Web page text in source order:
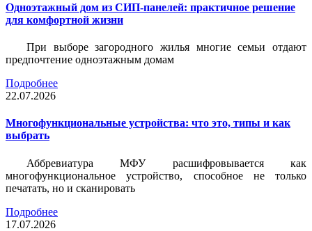
Одноэтажный дом из СИП-панелей: практичное решение
для комфортной жизни
При выборе загородного жилья многие семьи отдают
предпочтение одноэтажным домам
Подробнее
22.07.2026
Многофункциональные устройства: что это, типы и как
выбрать
Аббревиатура МФУ расшифровывается как
многофункциональное устройство, способное не только
печатать, но и сканировать
Подробнее
17.07.2026